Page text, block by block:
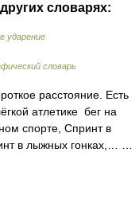
словарях:
ударение
словарь
расстояние. Есть
атлетике бег на
спорте, Спринт в
в лыжных гонках,… …